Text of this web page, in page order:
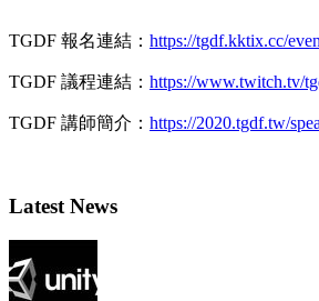
TGDF 報名連結： https://tgdf.kktix.cc/
TGDF 議程連結： https://www.twitch.tv/
TGDF 講師簡介： https://2020.tgdf.tw/
Latest News